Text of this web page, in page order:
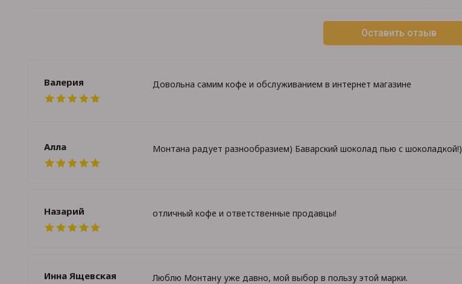
Оставить отзыв
Валерия Довольна самим кофе и обслуживанием в интернет магазине
Алла Монтана радует разнообразием) Баварский шоколад пью с шоколадкой!)
Назарий отличный кофе и ответственные продавцы!
Инна Ящевская Люблю Монтану уже давно, мой выбор в пользу этой марки.